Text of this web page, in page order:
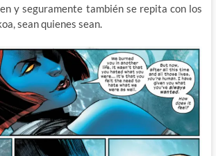
y seguramente también se repita con los
sean quienes sean.